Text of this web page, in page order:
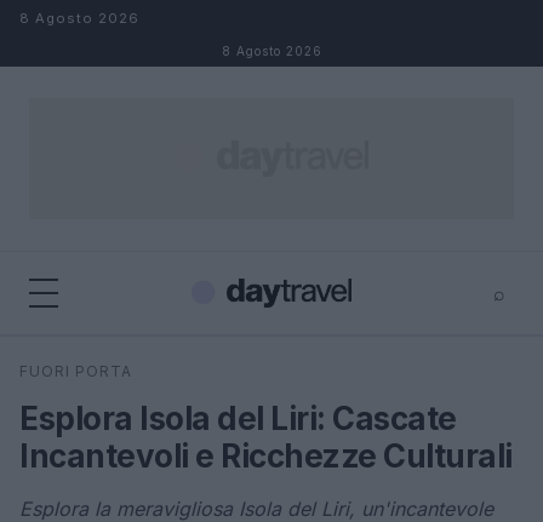
Salta al contenuto
8 Agosto 2026
8 Agosto 2026
⌕
Cerca
FUORI PORTA
Esplora Isola del Liri: Cascate
Incantevoli e Ricchezze Culturali
Esplora la meravigliosa Isola del Liri, un'incantevole